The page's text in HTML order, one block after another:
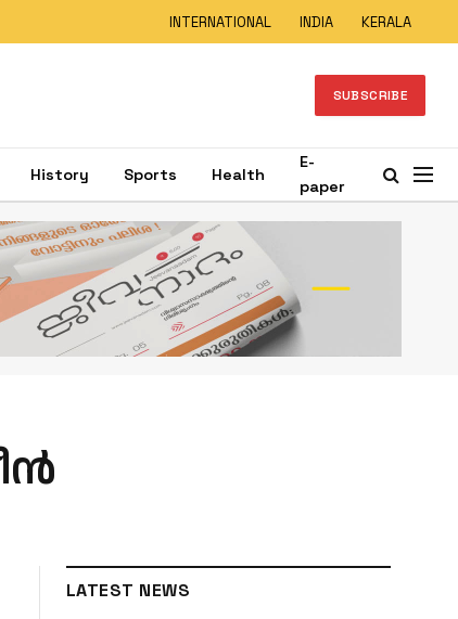
INTERNATIONAL INDIA KERALA
SUBSCRIBE
History Sports Health
E-
paper
LATEST NEWS